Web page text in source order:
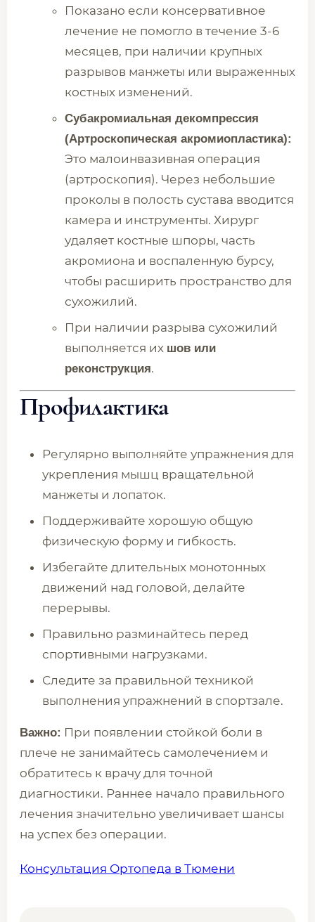
Показано если консервативное
лечение не помогло в течение 3-6
месяцев, при наличии крупных
разрывов манжеты или выраженных
костных изменений.
Субакромиальная декомпрессия
(Артроскопическая акромиопластика):
Это малоинвазивная операция
(артроскопия). Через небольшие
проколы в полость сустава вводится
камера и инструменты. Хирург
удаляет костные шпоры, часть
акромиона и воспаленную бурсу,
чтобы расширить пространство для
сухожилий.
При наличии разрыва сухожилий
выполняется их шов или
реконструкция.
Профилактика
Регулярно выполняйте упражнения для
укрепления мышц вращательной
манжеты и лопаток.
Поддерживайте хорошую общую
физическую форму и гибкость.
Избегайте длительных монотонных
движений над головой, делайте
перерывы.
Правильно разминайтесь перед
спортивными нагрузками.
Следите за правильной техникой
выполнения упражнений в спортзале.
Важно: При появлении стойкой боли в
плече не занимайтесь самолечением и
обратитесь к врачу для точной
диагностики. Раннее начало правильного
лечения значительно увеличивает шансы
на успех без операции.
Консультация Ортопеда в Тюмени